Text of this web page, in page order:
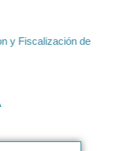
y Fiscalización de